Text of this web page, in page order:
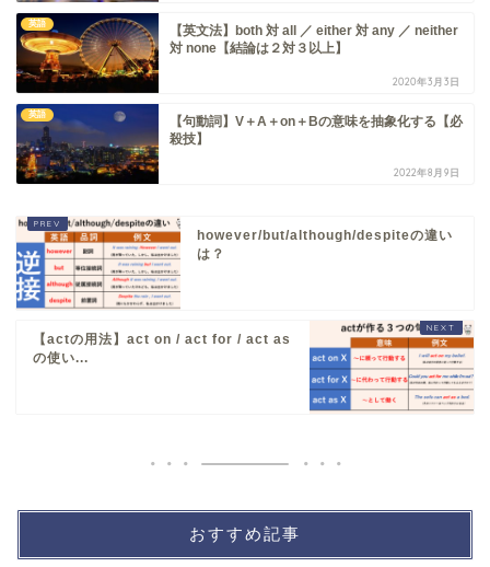
英語
【英文法】both 対 all ／ either 対 any ／ neither
対 none【結論は２対３以上】
2020年3月3日
英語
【句動詞】V＋A＋on＋Bの意味を抽象化する【必
殺技】
2022年8月9日
however/but/although/despiteの違い
は？
【actの用法】act on / act for / act as
の使い...
おすすめ記事